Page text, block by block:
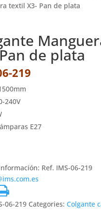
textil X3- Pan de plata
de plata
219
240V
E27
Ref. IMS-06-219
06-219 Categories: Colgante